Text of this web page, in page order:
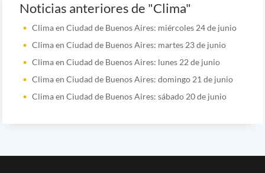
Noticias anteriores de "Clima"
Clima en Ciudad de Buenos Aires: miércoles 24 de junio
Clima en Ciudad de Buenos Aires: martes 23 de junio
Clima en Ciudad de Buenos Aires: lunes 22 de junio
Clima en Ciudad de Buenos Aires: domingo 21 de junio
Clima en Ciudad de Buenos Aires: sábado 20 de junio